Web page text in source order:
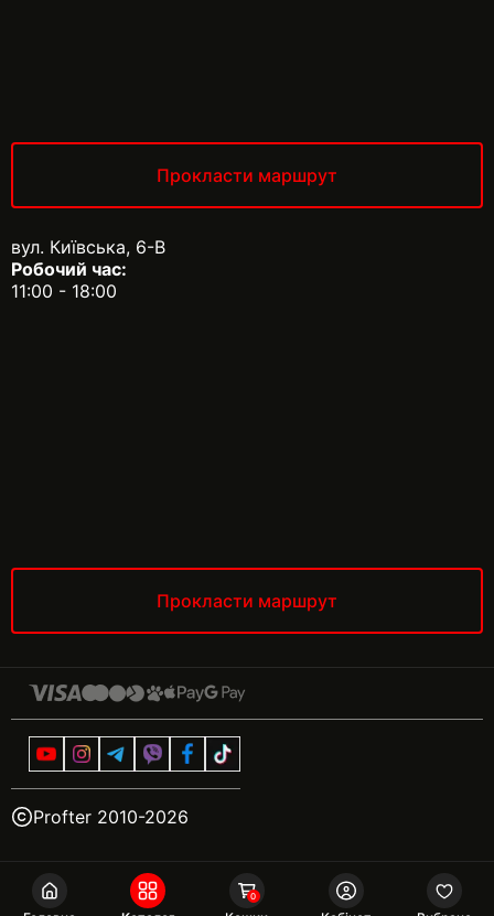
0
Прокласти маршрут
вул. Київська, 6-В
Робочий час:
11:00 - 18:00
Прокласти маршрут
Profter 2010-2026